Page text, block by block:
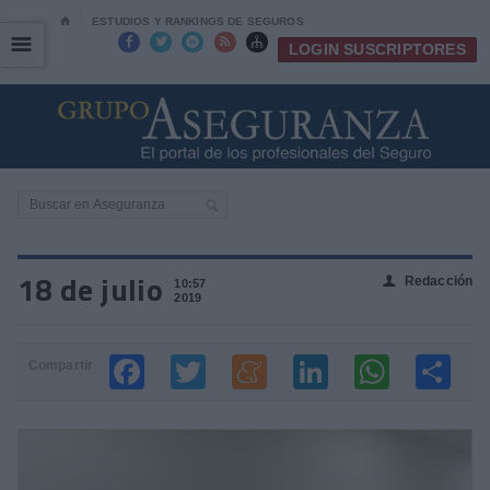
⌂ ESTUDIOS Y RANKINGS DE SEGUROS
     LOGIN SUSCRIPTORES
☰
☰
18 de julio
10:57
2019
👤 Redacción